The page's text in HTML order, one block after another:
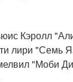
Кэролл
лири "Семь
"Моби